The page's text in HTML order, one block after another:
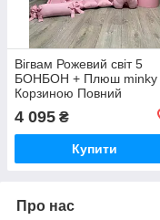
Вігвам Рожевий світ 5
БОНБОН + Плюш minky
Корзиною Повний
дівчинки, вігвам для
дитяча палатка, вігвам
4 095 ₴
Купити
Про нас